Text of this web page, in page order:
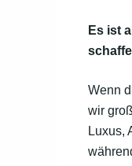
Es ist
Wenn
wir
Luxus,